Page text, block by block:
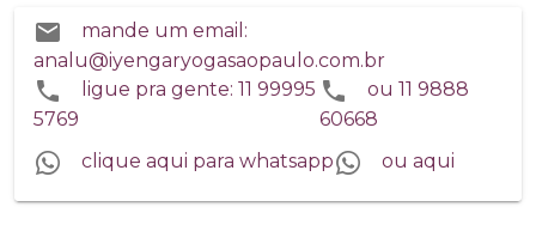
mande um email:
analu@iyengaryogasaopaulo.com.br
ligue pra gente: 11 99995
5769
ou 11 9888
60668
clique aqui para whatsapp
ou aqui